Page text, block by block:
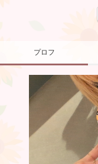
プロフ